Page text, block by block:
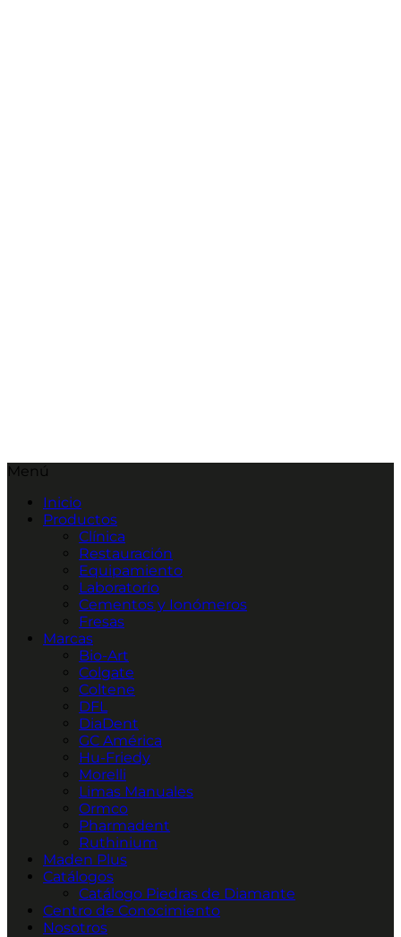
Menú
Inicio
Productos
Clínica
Restauración
Equipamiento
Laboratorio
Cementos y Ionómeros
Fresas
Marcas
Bio-Art
Colgate
Coltene
DFL
DiaDent
GC América
Hu-Friedy
Morelli
Limas Manuales
Ormco
Pharmadent
Ruthinium
Maden Plus
Catálogos
Catálogo Piedras de Diamante
Centro de Conocimiento
Nosotros